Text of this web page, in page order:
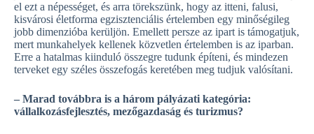
el ezt a népességet, és arra törekszünk, hogy az itteni, falusi,
kisvárosi életforma egzisztenciális értelemben egy minőségileg
jobb dimenzióba kerüljön. Emellett persze az ipart is támogatjuk,
mert munkahelyek kellenek közvetlen értelemben is az iparban.
Erre a hatalmas kiinduló összegre tudunk építeni, és mindezen
terveket egy széles összefogás keretében meg tudjuk valósítani.
– Marad továbbra is a három pályázati kategória:
vállalkozásfejlesztés, mezőgazdaság és turizmus?